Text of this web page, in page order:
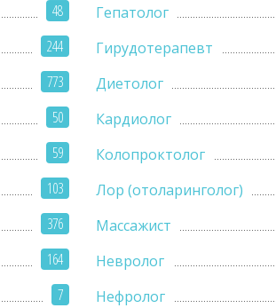
48
Гепатолог
244
Гирудотерапевт
773
Диетолог
50
Кардиолог
59
Колопроктолог
103
Лор (отоларинголог)
376
Массажист
164
Невролог
7
Нефролог